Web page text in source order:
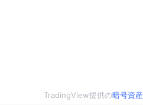
TradingView提供の暗号資産